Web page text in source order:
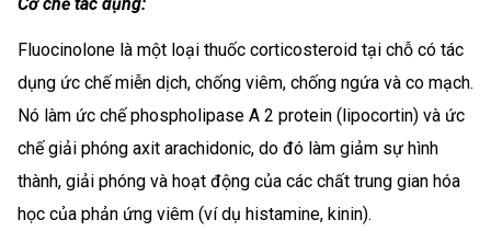
Fluocinolone là một loại thuốc corticosteroid tại chỗ có tác
dụng ức chế miễn dịch, chống viêm, chống ngứa và co mạch.
Nó làm ức chế phospholipase A 2 protein (lipocortin) và ức
chế giải phóng axit arachidonic, do đó làm giảm sự hình
thành, giải phóng và hoạt động của các chất trung gian hóa
học của phản ứng viêm (ví dụ histamine, kinin).